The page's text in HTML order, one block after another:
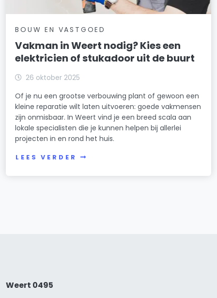
BOUW EN VASTGOED
Vakman in Weert nodig? Kies een
elektricien of stukadoor uit de buurt
26 oktober 2025
Of je nu een grootse verbouwing plant of gewoon een
kleine reparatie wilt laten uitvoeren: goede vakmensen
zijn onmisbaar. In Weert vind je een breed scala aan
lokale specialisten die je kunnen helpen bij allerlei
projecten in en rond het huis.
LEES VERDER
Weert 0495